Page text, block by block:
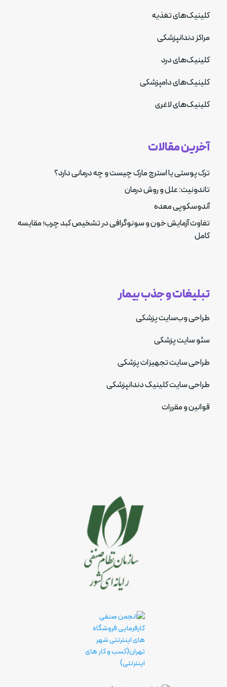
تبلیغات و جذب بیمار
طراحی وب‌سایت پزشکی
سئو سایت پزشکی
طراحی سایت تجهیزات پزشکی
طراحی سایت کلینیک دندانپزشکی
قوانین و مقررات
آخرین مقالات
ترک پوستی یا استرچ مارک چیست و چه درمانی دارد؟
تاندونیت: علل و روش درمان
آندوسکوپی معده
تفاوت آزمایش خون و سونوگرافی در تشخیص کبد چرب؛ مقایسه
کامل
کلینیک‌های تغذیه
مراکز دندانپزشکی
کلینیک‌های درد
کلینیک‌های دامپزشکی
کلینیک‌های لاغری